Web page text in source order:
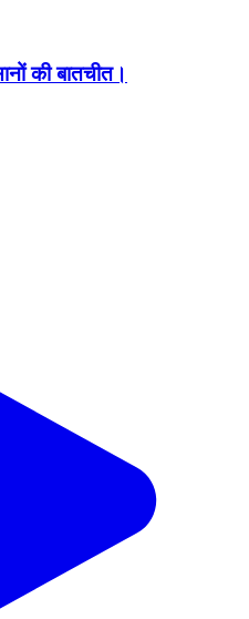
की बातचीत।